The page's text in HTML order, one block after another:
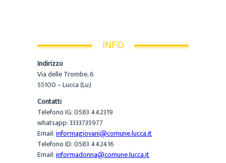
INFO
Indirizzo
Via delle Trombe, 6
55100 – Lucca (Lu)
Contatti
Telefono IG: 0583 442319
whatsapp: 3333735977
Email:informagiovani@comune.lucca.it
Telefono ID: 0583 442416
Email:informadonna@comune.lucca.it